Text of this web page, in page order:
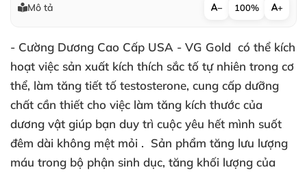
Mô tả − 100% +
- Cường Dương Cao Cấp USA - VG Gold có thể kích
hoạt việc sản xuất kích thích sắc tố tự nhiên trong cơ
thể, làm tăng tiết tố testosterone, cung cấp dưỡng
chất cần thiết cho việc làm tăng kích thước của
dương vật giúp bạn duy trì cuộc yêu hết mình suốt
đêm dài không mệt mỏi . Sản phẩm tăng lưu lượng
máu trong bộ phận sinh dục, tăng khối lượng của